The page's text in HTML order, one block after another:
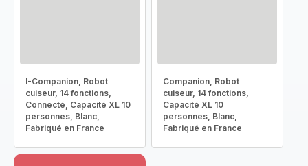
I-Companion, Robot
cuiseur, 14 fonctions,
Connecté, Capacité XL 10
personnes, Blanc,
Fabriqué en France
Companion, Robot
cuiseur, 14 fonctions,
Capacité XL 10
personnes, Blanc,
Fabriqué en France